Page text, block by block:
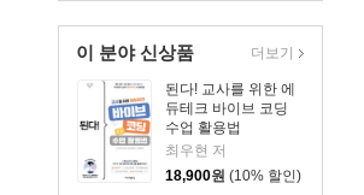
이 분야 신상품
된다! 교사를 위한 에
듀테크 바이브 코딩
수업 활용법
최우현 저
18,900원 (10% 할인)
더보기